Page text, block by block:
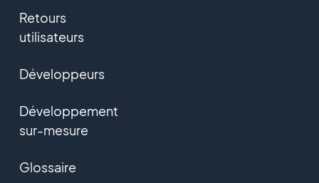
Retours
utilisateurs
Développeurs
Développement
sur-mesure
Glossaire